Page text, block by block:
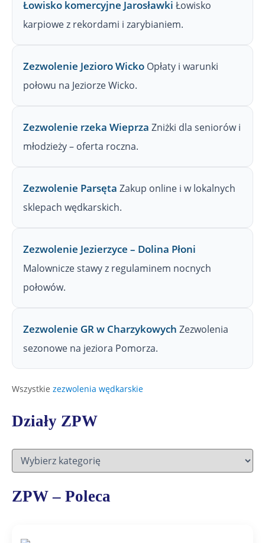
Łowisko komercyjne Jarosławki Łowisko
karpiowe z rekordami i zarybianiem.
Zezwolenie Jezioro Wicko Opłaty i warunki
połowu na Jeziorze Wicko.
Zezwolenie rzeka Wieprza Zniżki dla seniorów i
młodzieży – oferta roczna.
Zezwolenie Parsęta Zakup online i w lokalnych
sklepach wędkarskich.
Zezwolenie Jezierzyce – Dolina Płoni
Malownicze stawy z regulaminem nocnych
połowów.
Zezwolenie GR w Charzykowych Zezwolenia
sezonowe na jeziora Pomorza.
Wszystkie zezwolenia wędkarskie
Działy ZPW
D
a
łZPW – Poleca